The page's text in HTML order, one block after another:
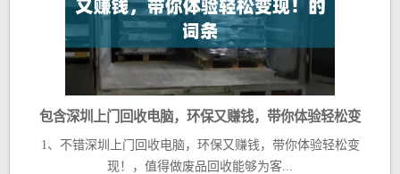
包含深圳上门回收电脑，环保又赚钱，带你体验轻松变
现！的词条
1、不错深圳上门回收电脑，环保又赚钱，带你体验轻松变
现！，值得做废品回收能够为客...